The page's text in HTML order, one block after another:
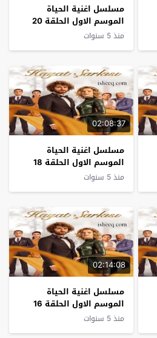
مسلسل اغنية الحياة
الموسم الاول الحلقة 20
منذ 5 سنوات
02:08:37
مسلسل اغنية الحياة
الموسم الاول الحلقة 18
منذ 5 سنوات
02:14:08
مسلسل اغنية الحياة
الموسم الاول الحلقة 16
منذ 5 سنوات